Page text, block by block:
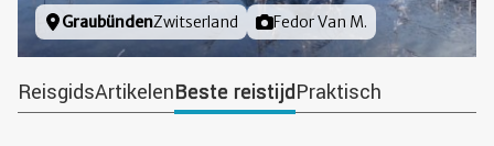
Locatie
GraubündenZwitserland Foto door
Fedor Van M.
ReisgidsArtikelenBeste reistijdPraktisch